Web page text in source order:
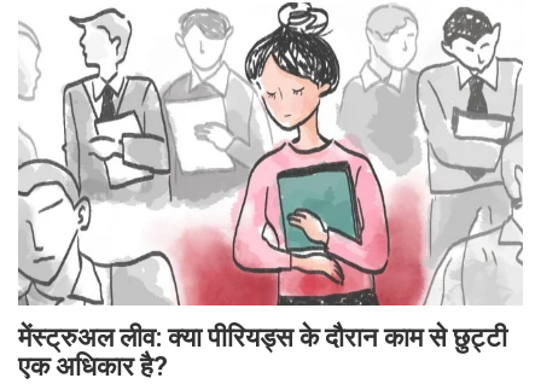
मेंस्ट्रुअल लीव: क्या पीरियड्स के दौरान काम से छुट्टी
एक अधिकार है?